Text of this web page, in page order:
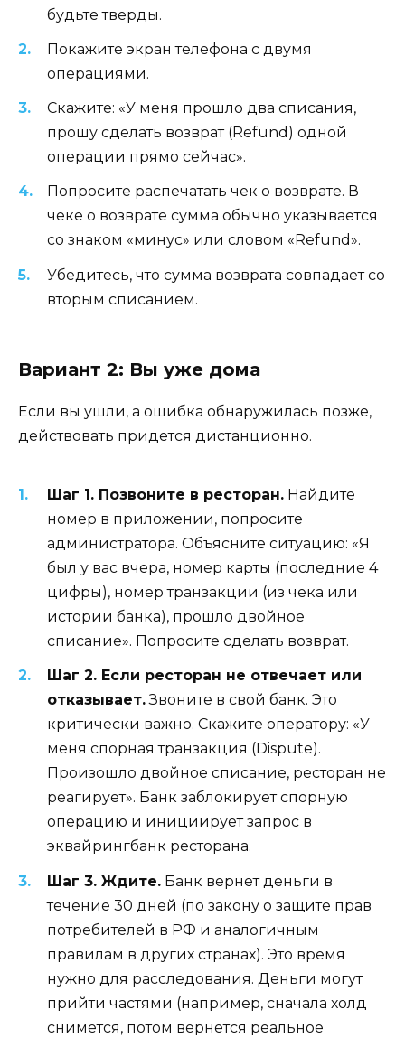
будьте тверды.
Покажите экран телефона с двумя
операциями.
Скажите: «У меня прошло два списания,
прошу сделать возврат (Refund) одной
операции прямо сейчас».
Попросите распечатать чек о возврате. В
чеке о возврате сумма обычно указывается
со знаком «минус» или словом «Refund».
Убедитесь, что сумма возврата совпадает со
вторым списанием.
Вариант 2: Вы уже дома
Если вы ушли, а ошибка обнаружилась позже,
действовать придется дистанционно.
Шаг 1. Позвоните в ресторан. Найдите
номер в приложении, попросите
администратора. Объясните ситуацию: «Я
был у вас вчера, номер карты (последние 4
цифры), номер транзакции (из чека или
истории банка), прошло двойное
списание». Попросите сделать возврат.
Шаг 2. Если ресторан не отвечает или
отказывает.Звоните в свой банк. Это
критически важно. Скажите оператору: «У
меня спорная транзакция (Dispute).
Произошло двойное списание, ресторан не
реагирует». Банк заблокирует спорную
операцию и инициирует запрос в
эквайрингбанк ресторана.
Шаг 3. Ждите. Банк вернет деньги в
течение 30 дней (по закону о защите прав
потребителей в РФ и аналогичным
правилам в других странах). Это время
нужно для расследования. Деньги могут
прийти частями (например, сначала холд
снимется, потом вернется реальное